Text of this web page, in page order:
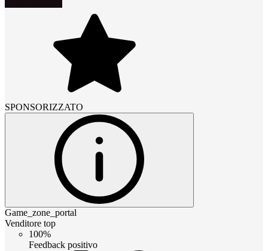
SPONSORIZZATO
Game_zone_portal
Venditore top
100%
Feedback positivo